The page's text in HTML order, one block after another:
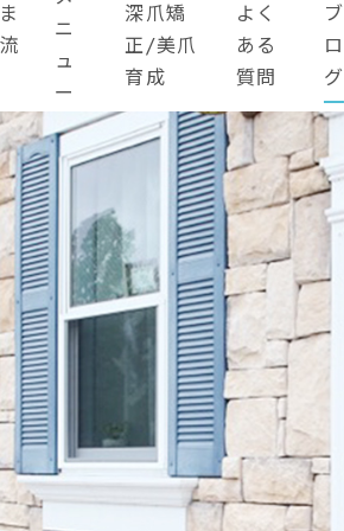
ニ
ュ
ー
深爪矯
正/美爪
育成
よく
ある
質問
ブ
ロ
グ